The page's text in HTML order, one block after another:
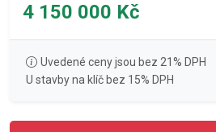
4 150 000 Kč
Uvedené ceny jsou bez 21% DPH
U stavby na klíč bez 15% DPH